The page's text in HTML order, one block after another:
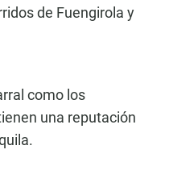
de Fuengirola y
como los
una reputación